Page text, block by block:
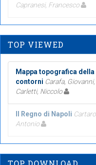
Capranesi, Francesco
TOP VIEWED
Mappa topografica
contorni Carafa,
Carletti, Niccolo
Il Regno di Napoli
Antonio